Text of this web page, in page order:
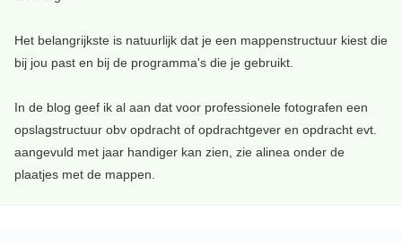
Het belangrijkste is natuurlijk dat je een mappenstructuur kiest die
bij jou past en bij de programma's die je gebruikt.
In de blog geef ik al aan dat voor professionele fotografen een
opslagstructuur obv opdracht of opdrachtgever en opdracht evt.
aangevuld met jaar handiger kan zien, zie alinea onder de
plaatjes met de mappen.